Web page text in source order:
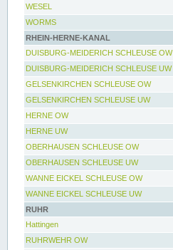
WESEL
WORMS
RHEIN-HERNE-KANAL
DUISBURG-MEIDERICH SCHLEUSE OW
DUISBURG-MEIDERICH SCHLEUSE UW
GELSENKIRCHEN SCHLEUSE OW
GELSENKIRCHEN SCHLEUSE UW
HERNE OW
HERNE UW
OBERHAUSEN SCHLEUSE OW
OBERHAUSEN SCHLEUSE UW
WANNE EICKEL SCHLEUSE OW
WANNE EICKEL SCHLEUSE UW
RUHR
Hattingen
RUHRWEHR OW